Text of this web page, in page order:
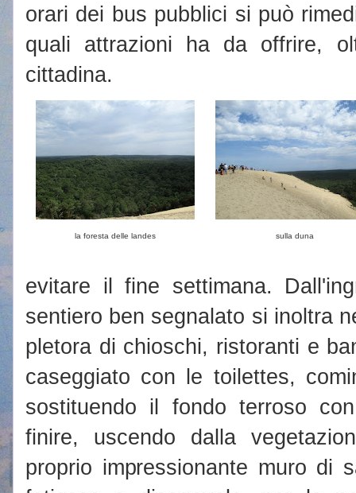
orari dei bus pubblici si può
quali attrazioni ha da offrire,
cittadina.
la foresta delle landes sulla duna
evitare il fine settimana.
sentiero ben segnalato si inoltra
pletora di chioschi, ristoranti e
caseggiato con le toilettes,
sostituendo il fondo terroso
finire, uscendo dalla
proprio impressionante muro di